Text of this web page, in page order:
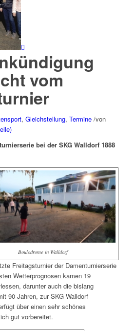
vom
, Gleichstellung, Termine /von
bei der SKG Walldorf 1888
Boulodrome in Walldorf
Freitagsturnier der Damenturnierserie
Wetterprognosen kamen 19
darunter auch die bislang
90 Jahren, zur SKG Walldorf
über einen sehr schönes
gut vorbereitet.